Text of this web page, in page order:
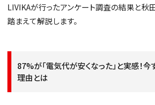
LIVIKAが行ったアンケート調査の結果と秋
踏まえて解説します。
87%が「電気代が安くなった」と実感！今
理由とは